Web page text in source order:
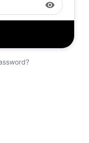
visibility